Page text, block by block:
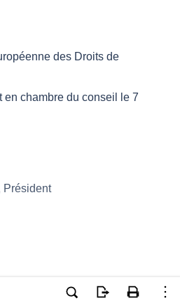
des Droits de
en chambre du conseil le 7
Président